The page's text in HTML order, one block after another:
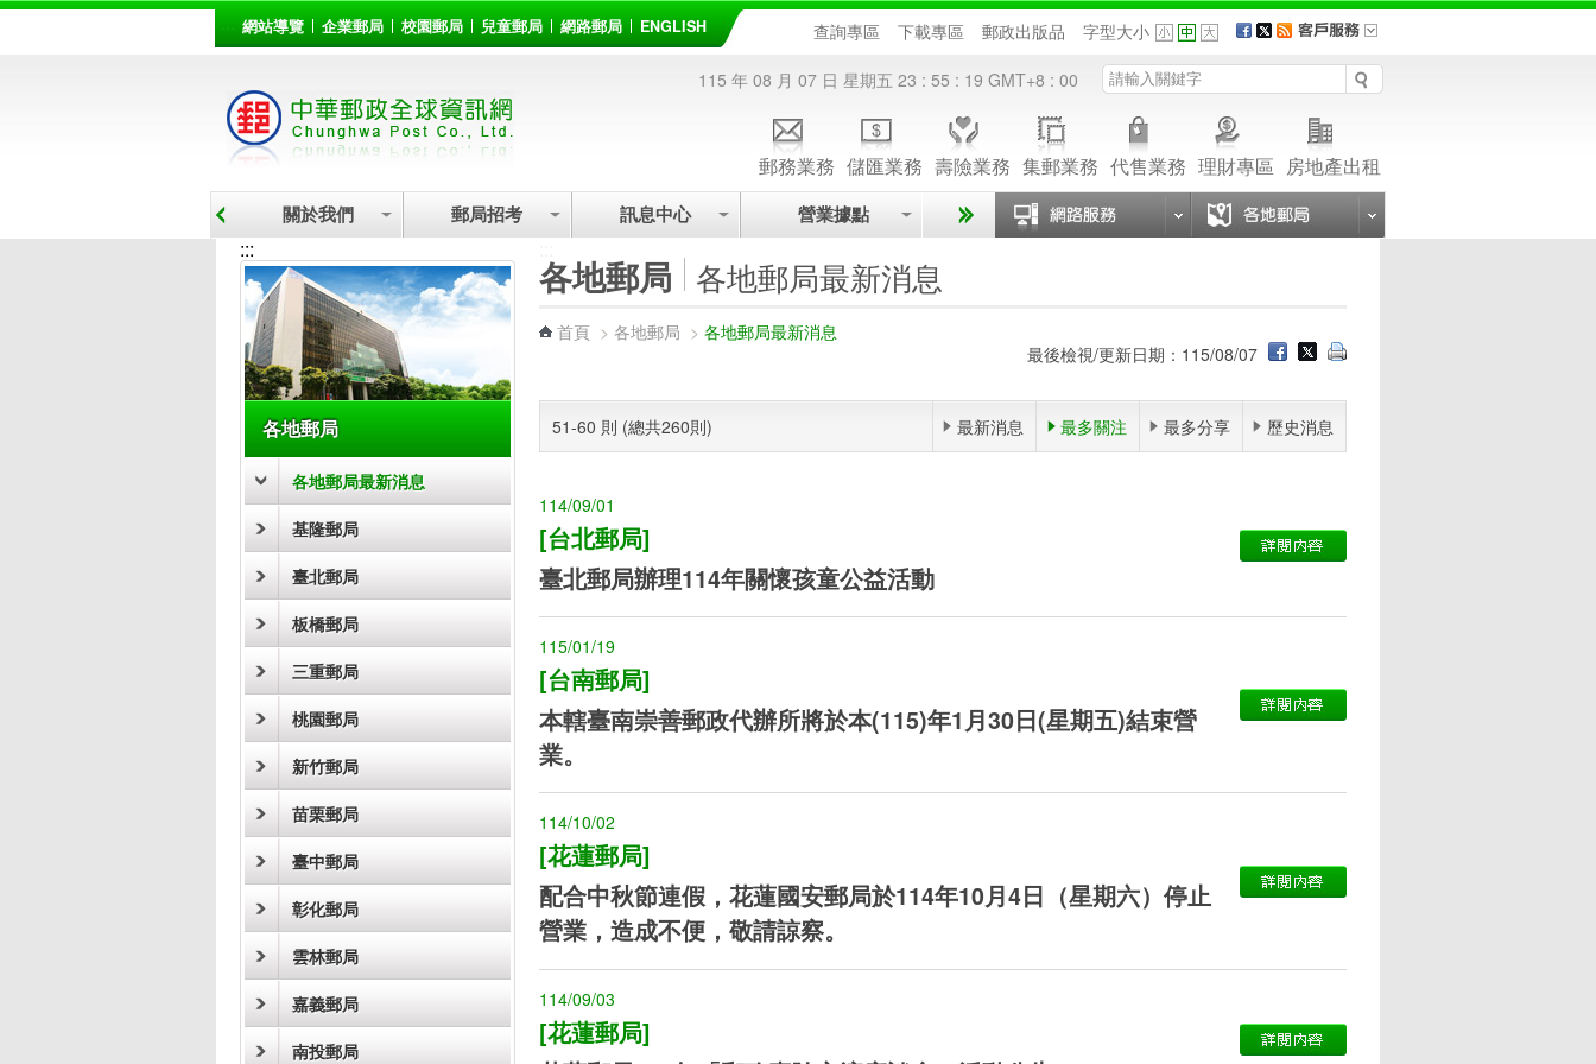
::: 網站導覽 企業郵局 校園郵局 兒童郵局 網路郵局 ENGLISH 查詢專區 下載專區 郵政出版品 字型大小
115 年 08 月 07 日 星期五 23 : 55 : 19 GMT+8 : 00
郵務業務 儲匯業務 壽險業務 集郵業務 代售業務 理財專區 房地產出租
關於我們 郵局招考 訊息中心 營業據點
:::
各地郵局
各地郵局最新消息
基隆郵局
臺北郵局
板橋郵局
三重郵局
桃園郵局
新竹郵局
苗栗郵局
臺中郵局
彰化郵局
雲林郵局
嘉義郵局
南投郵局
各地郵局 各地郵局最新消息
首頁 > 各地郵局 > 各地郵局最新消息
最後檢視/更新日期：115/08/07
51-60 則 (總共260則) 最新消息 最多關注 最多分享 歷史消息
114/09/01
[台北郵局]
臺北郵局辦理114年關懷孩童公益活動
115/01/19
[台南郵局]
本轄臺南崇善郵政代辦所將於本(115)年1月30日(星期五)結束營
業。
114/10/02
[花蓮郵局]
配合中秋節連假，花蓮國安郵局於114年10月4日（星期六）停止
營業，造成不便，敬請諒察。
114/09/03
[花蓮郵局]